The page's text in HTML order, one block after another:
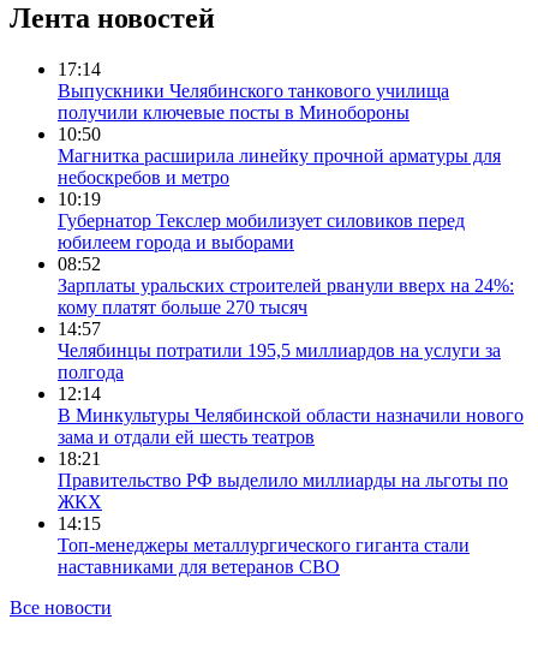
Лента новостей
17:14
Выпускники Челябинского танкового училища
получили ключевые посты в Минобороны
10:50
Магнитка расширила линейку прочной арматуры для
небоскребов и метро
10:19
Губернатор Текслер мобилизует силовиков перед
юбилеем города и выборами
08:52
Зарплаты уральских строителей рванули вверх на 24%:
кому платят больше 270 тысяч
14:57
Челябинцы потратили 195,5 миллиардов на услуги за
полгода
12:14
В Минкультуры Челябинской области назначили нового
зама и отдали ей шесть театров
18:21
Правительство РФ выделило миллиарды на льготы по
ЖКХ
14:15
Топ-менеджеры металлургического гиганта стали
наставниками для ветеранов СВО
Все новости